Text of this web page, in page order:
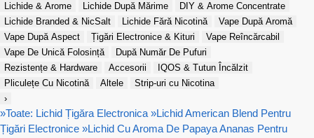
Lichide & Arome
Lichide După Mărime
DIY & Arome Concentrate
Lichide Branded & NicSalt
Lichide Fără Nicotină
Vape După Aromă
Vape După Aspect
Țigări Electronice & Kituri
Vape Reîncărcabil
Vape De Unică Folosință
După Număr De Pufuri
Rezistențe & Hardware
Accesorii
IQOS & Tutun Încălzit
Pliculețe Cu Nicotină
Altele
Strip-uri cu Nicotina
›
»Toate: Lichid Țigăra Electronica »Lichid American Blend Pentru
Țigări Electronice »Lichid Cu Aroma De Papaya Ananas Pentru